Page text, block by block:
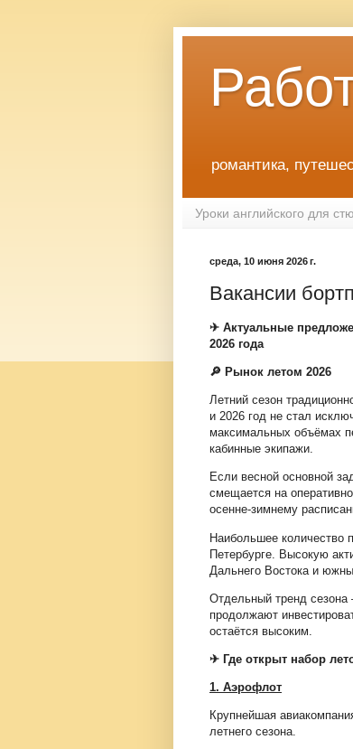
романтика,
Уроки английского для
среда, 10 июня 2026 г.
Вакансии
✈ Актуальные
2026 года
🔎 Рынок летом 2026
Летний сезон
и 2026 год не стал
максимальных объёмах
кабинные экипажи.
Если весной основной
смещается на
осенне-зимнему
Наибольшее количество
Петербурге. Высокую
Дальнего Востока и
Отдельный тренд сезона
продолжают
остаётся высоким.
✈ Где открыт набор
1. Аэрофлот
Крупнейшая
летнего сезона.